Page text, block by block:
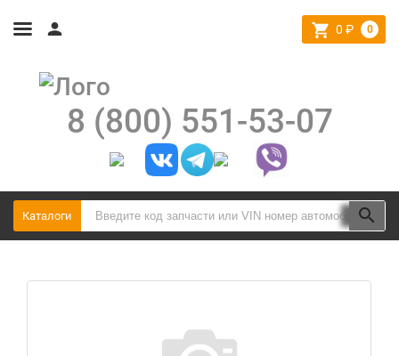
0 ₽ 0
8 (800) 551-53-07
Каталоги